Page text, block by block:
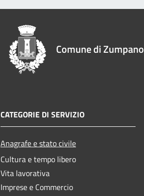
Comune di Zumpano
CATEGORIE DI SERVIZIO
Anagrafe e stato civile
Cultura e tempo libero
Vita lavorativa
Imprese e Commercio